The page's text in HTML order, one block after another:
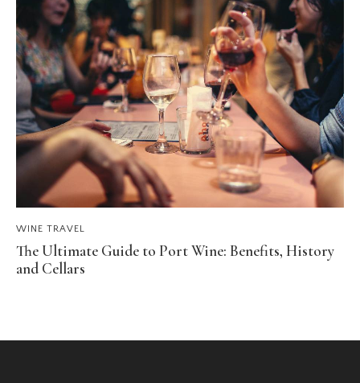
WINE TRAVEL
The Ultimate Guide to Port Wine: Benefits, History
and Cellars